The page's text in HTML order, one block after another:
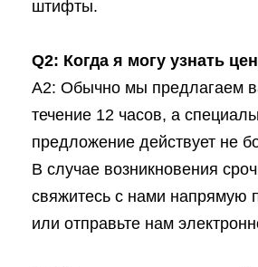
штифты.
Q2: Когда я могу узнать
A2: Обычно мы предлагаем
течение 12 часов, а
предложение действует не
В случае возникновения
свяжитесь с нами напрямую
или отправьте нам